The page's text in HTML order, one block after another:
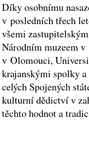
Díky osobnímu
v posledních třech
všemi
Národním muzeem
v Olomouci,
krajanskými spolky a
celých Spojených
kulturní dědictví v
těchto hodnot a